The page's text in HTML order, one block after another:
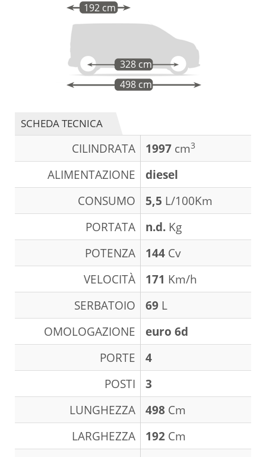
192 cm
498 cm
328 cm
SCHEDA TECNICA
CILINDRATA 1997 cm3
ALIMENTAZIONE
diesel
CONSUMO
5,5 L/100Km
PORTATA
n.d. Kg
POTENZA
144 Cv
VELOCITÀ
171 Km/h
SERBATOIO
69 L
OMOLOGAZIONE
euro 6d
PORTE
4
POSTI
3
LUNGHEZZA
498 Cm
LARGHEZZA
192 Cm